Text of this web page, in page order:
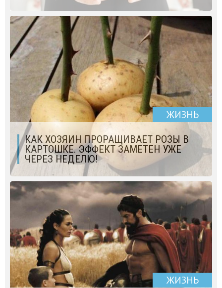
ЖИЗНЬ
КАК ХОЗЯИН ПРОРАЩИВАЕТ РОЗЫ В
КАРТОШКЕ. ЭФФЕКТ ЗАМЕТЕН УЖЕ
ЧЕРЕЗ НЕДЕЛЮ!
ЖИЗНЬ